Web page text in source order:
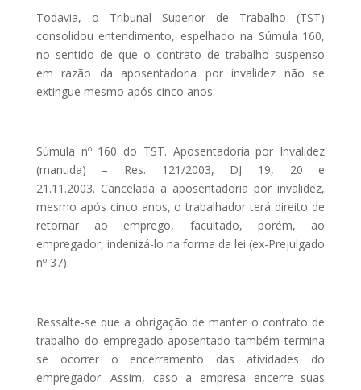
Todavia, o Tribunal Superior de Trabalho (TST)
consolidou entendimento, espelhado na Súmula 160,
no sentido de que o contrato de trabalho suspenso
em razão da aposentadoria por invalidez não se
extingue mesmo após cinco anos:
Súmula nº 160 do TST. Aposentadoria por Invalidez
(mantida) – Res. 121/2003, DJ 19, 20 e
21.11.2003. Cancelada a aposentadoria por invalidez,
mesmo após cinco anos, o trabalhador terá direito de
retornar ao emprego, facultado, porém, ao
empregador, indenizá-lo na forma da lei (ex-Prejulgado
nº 37).
Ressalte-se que a obrigação de manter o contrato de
trabalho do empregado aposentado também termina
se ocorrer o encerramento das atividades do
empregador. Assim, caso a empresa encerre suas